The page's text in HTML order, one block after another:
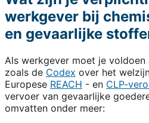
werkgever bij
en gevaarlijke
Als werkgever moet je
zoals de Codex over het
Europese REACH - en CLP-
vervoer van gevaarlijke
omvatten onder meer: